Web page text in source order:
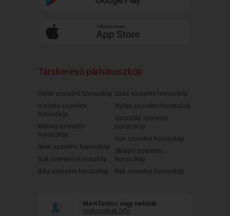
Társkereső párhoroszkóp
Halak szerelmi horoszkóp
Vízöntő szerelmi
horoszkóp
Mérleg szerelmi
horoszkóp
Ikrek szerelmi horoszkóp
Bak szerelmi horoszkóp
Bika szerelmi horoszkóp
Szűz szerelmi horoszkóp
Nyilas szerelmi horoszkóp
Oroszlán szerelmi
horoszkóp
Kos szerelmi horoszkóp
Skorpió szerelmi
horoszkóp
Rák szerelmi horoszkóp
Mert fontos vagy nekünk
mehnyakrak.info